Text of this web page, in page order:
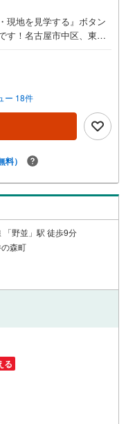
地を見学する』ボタン
す！名古屋市中区、東
ネット上で分かる立地
だいたお客様に現地の
ます。＼平日のお住ま
覧・契約など平日にお住
スをご用意しています。
ら午後7時まで”毎日”営業
件の他にも気になる物件
エリアでもご内覧が可能
大通営業所】◎地下鉄
ら徒歩1分◎お子様が遊
10:00～19:00（定休日
ー 18件
料）
「野並」駅 徒歩9分
森町
る